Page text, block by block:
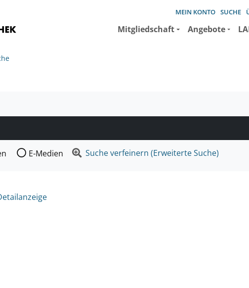
MEIN KONTO SUCHE
Mitgliedschaft Angebote
der Sie suchen wollen.
E-Medien Suche verfeinern (Erweiterte Suche)